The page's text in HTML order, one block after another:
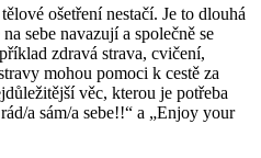
ošetření nestačí. Je to dlouhá
sebe navazují a společně se
zdravá strava, cvičení,
mohou pomoci k cestě za
věc, kterou je potřeba
a sám/a sebe!!“ a „Enjoy your